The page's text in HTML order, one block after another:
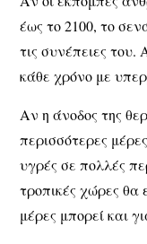
έως το 2100, το
τις συνέπειες
κάθε χρόνο με
Αν η άνοδος της
περισσότερες
υγρές σε πολλές
τροπικές χώρες θα
μέρες μπορεί και